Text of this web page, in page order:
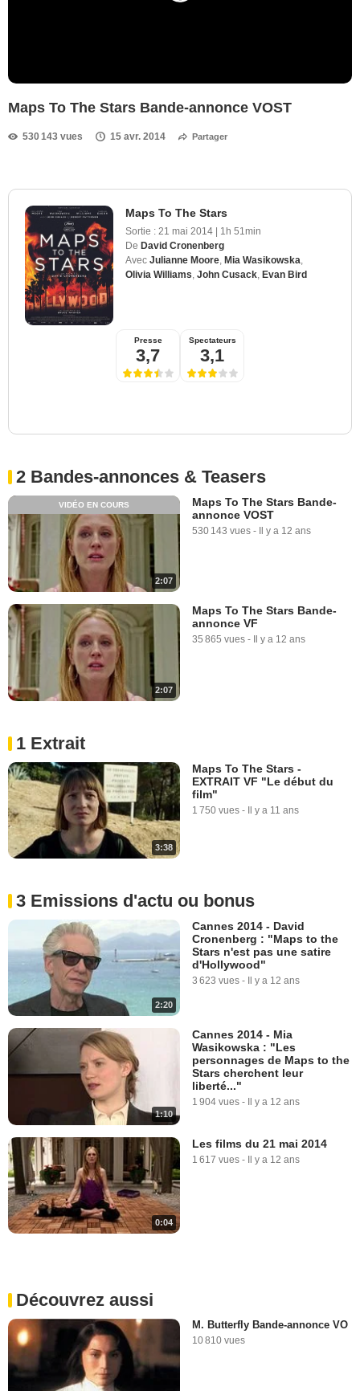
Maps To The Stars Bande-annonce VOST
530 143 vues 15 avr. 2014 Partager
Maps To The Stars
Sortie : 21 mai 2014 | 1h 51min
De David Cronenberg
Avec Julianne Moore Mia Wasikowska
Olivia Williams John Cusack Evan Bird
Presse
3,7
Spectateurs
3,1
2 Bandes-annonces & Teasers
2:07
VIDÉO EN COURS
Maps To The Stars Bande-
annonce VOST
530 143 vues - Il y a 12 ans
2:07
Maps To The Stars Bande-
annonce VF
35 865 vues - Il y a 12 ans
1 Extrait
3:38
Maps To The Stars -
EXTRAIT VF "Le début du
film"
1 750 vues - Il y a 11 ans
3 Emissions d'actu ou bonus
2:20
Cannes 2014 - David
Cronenberg : "Maps to the
Stars n'est pas une satire
d'Hollywood"
3 623 vues - Il y a 12 ans
1:10
Cannes 2014 - Mia
Wasikowska : "Les
personnages de Maps to the
Stars cherchent leur
liberté..."
1 904 vues - Il y a 12 ans
0:04
Les films du 21 mai 2014
1 617 vues - Il y a 12 ans
Découvrez aussi
M. Butterfly Bande-annonce VO
10 810 vues